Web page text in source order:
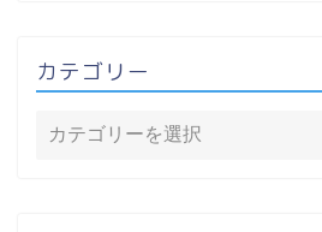
カテゴリー